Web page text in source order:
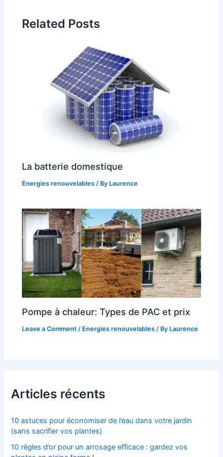
Related Posts
La batterie domestique
Energies renouvelables / By Laurence
Pompe à chaleur: Types de PAC et prix
Leave a Comment / Energies renouvelables / By Laurence
Articles récents
10 astuces pour économiser de l’eau dans votre jardin
(sans sacrifier vos plantes)
10 règles d’or pour un arrosage efficace : gardez vos